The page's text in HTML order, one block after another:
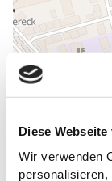
Diese
Wir verwenden